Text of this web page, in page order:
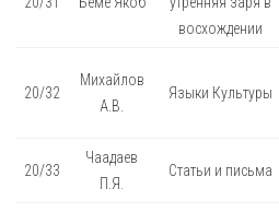
восхождении
20/32
Михайлов
А.В.
Языки Культуры
20/33
Чаадаев
П.Я.
Статьи и письма